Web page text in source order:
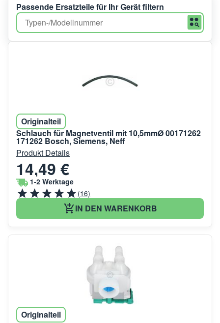
Passende Ersatzteile für Ihr Gerät filtern
Originalteil
Schlauch für Magnetventil mit 10,5mmØ 00171262
171262 Bosch, Siemens, Neff
Produkt Details
14,49 €
1-2 Werktage
(16)
IN DEN WARENKORB
Originalteil